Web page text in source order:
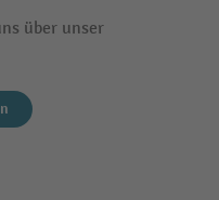
über unser